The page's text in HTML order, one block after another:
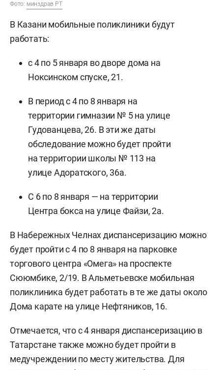
Фото: минздрав РТ
В Казани мобильные поликлиники будут
работать:
с 4 по 5 января во дворе дома на
Ноксинском спуске, 21.
В период с 4 по 8 января на
территории гимназии № 5 на улице
Гудованцева, 26. В эти же даты
обследование можно будет пройти
на территории школы № 113 на
улице Адоратского, 36а.
С 6 по 8 января — на территории
Центра бокса на улице Файзи, 2а.
В Набережных Челнах диспансеризацию можно
будет пройти с 4 по 8 января на парковке
торгового центра «Омега» на проспекте
Сююмбике, 2/19. В Альметьевске мобильная
поликлиника будет работать в те же даты около
Дома карате на улице Нефтяников, 16.
Отмечается, что с 4 января диспансеризацию в
Татарстане также можно будет пройти в
медучреждении по месту жительства. Для